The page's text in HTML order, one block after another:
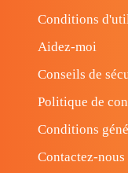
Conditions
Aidez-moi
Conseils de
Politique de
Conditions
Contactez-nous